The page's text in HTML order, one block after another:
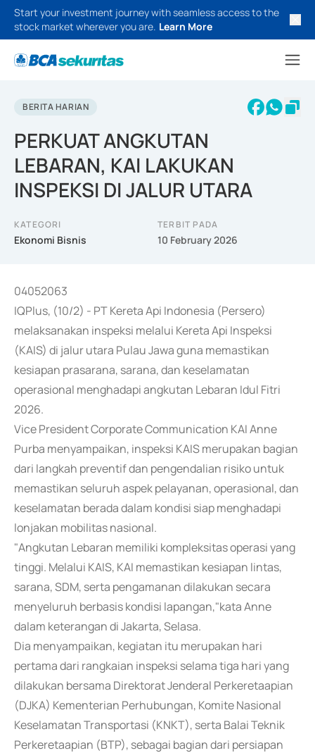
Start your investment journey with seamless access to the
stock market wherever you are. Learn More
BERITA HARIAN
PERKUAT ANGKUTAN
LEBARAN, KAI LAKUKAN
INSPEKSI DI JALUR UTARA
KATEGORI
Ekonomi Bisnis
TERBIT PADA
10 February 2026
04052063
IQPlus, (10/2) - PT Kereta Api Indonesia (Persero)
melaksanakan inspeksi melalui Kereta Api Inspeksi
(KAIS) di jalur utara Pulau Jawa guna memastikan
kesiapan prasarana, sarana, dan keselamatan
operasional menghadapi angkutan Lebaran Idul Fitri
2026.
Vice President Corporate Communication KAI Anne
Purba menyampaikan, inspeksi KAIS merupakan bagian
dari langkah preventif dan pengendalian risiko untuk
memastikan seluruh aspek pelayanan, operasional, dan
keselamatan berada dalam kondisi siap menghadapi
lonjakan mobilitas nasional.
"Angkutan Lebaran memiliki kompleksitas operasi yang
tinggi. Melalui KAIS, KAI memastikan kesiapan lintas,
sarana, SDM, serta pengamanan dilakukan secara
menyeluruh berbasis kondisi lapangan,"kata Anne
dalam keterangan di Jakarta, Selasa.
Dia menyampaikan, kegiatan itu merupakan hari
pertama dari rangkaian inspeksi selama tiga hari yang
dilakukan bersama Direktorat Jenderal Perkeretaapian
(DJKA) Kementerian Perhubungan, Komite Nasional
Keselamatan Transportasi (KNKT), serta Balai Teknik
Perkeretaapian (BTP), sebagai bagian dari persiapan